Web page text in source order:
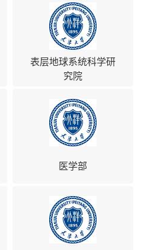
表层地球系统科学研
究院
医学部